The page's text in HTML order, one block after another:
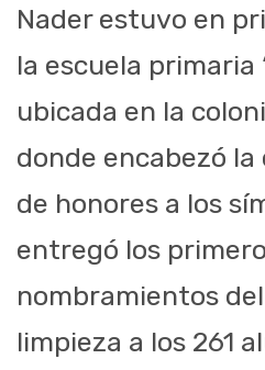
Nader estuvo en
la escuela primaria
ubicada en la
donde encabezó
de honores a los
entregó los
nombramientos
limpieza a los 261